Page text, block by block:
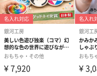
●銀河工房の女性職人が一
ノキを使用しており、塗装
しまっても安心です。
●柔らかく面取りしており